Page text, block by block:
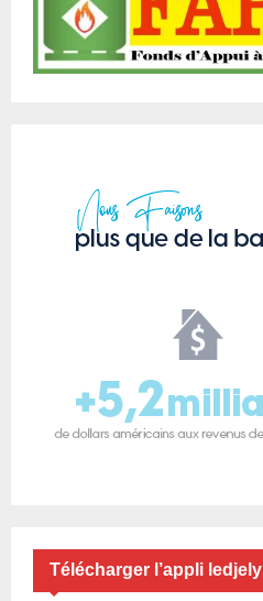
Télécharger l’appli ledjely